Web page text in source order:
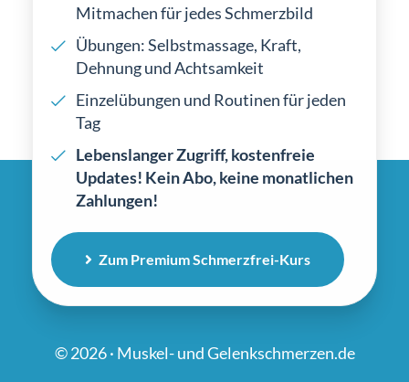
Mitmachen für jedes Schmerzbild
Übungen: Selbstmassage, Kraft,
Dehnung und Achtsamkeit
Einzelübungen und Routinen für jeden
Tag
Lebenslanger Zugriff, kostenfreie
Updates! Kein Abo, keine monatlichen
Zahlungen!
Zum Premium Schmerzfrei-Kurs
© 2026 · Muskel- und Gelenkschmerzen.de